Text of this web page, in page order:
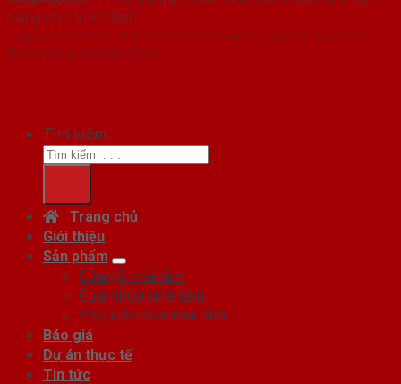
hàng đầu Việt Nam
Copyright ⓒ 2016 – 2026 SaigonDoor™ - www.cuanhuanhatam.com |
Đơn vị chủ quản SaigonDoor
Tìm kiếm:
Trang chủ
Giới thiệu
Sản phẩm
Cửa gỗ nhà tắm
Cửa nhựa nhà tắm
Phụ kiện cửa nhà tắm
Báo giá
Dự án thực tế
Tin tức